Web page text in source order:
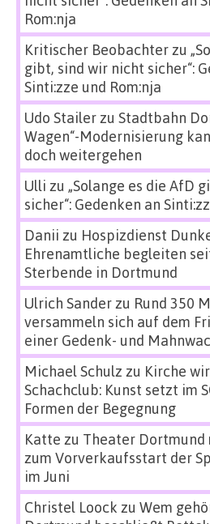
Rom:nja
Kritischer Beobachterzu
gibt, sind wir nicht sicher“:
Sinti:zze und Rom:nja
Udo Stailerzu Stadtbahn
Wagen“-Modernisierung
doch weitergehen
Ulli zu „Solange es die AfD
sicher“: Gedenken an
Danii zu Hospizdienst
Ehrenamtliche begleiten
Sterbende in Dortmund
Ulrich Sanderzu Rund 350
versammeln sich auf dem
einer Gedenk- und
Michael Schulz zu Kirche
Schachclub: Kunst setzt im
Formen der Begegnung
Katte zu Theater Dortmund
zum Vorverkaufsstart der
im Juni
Christel Loock zu Wem